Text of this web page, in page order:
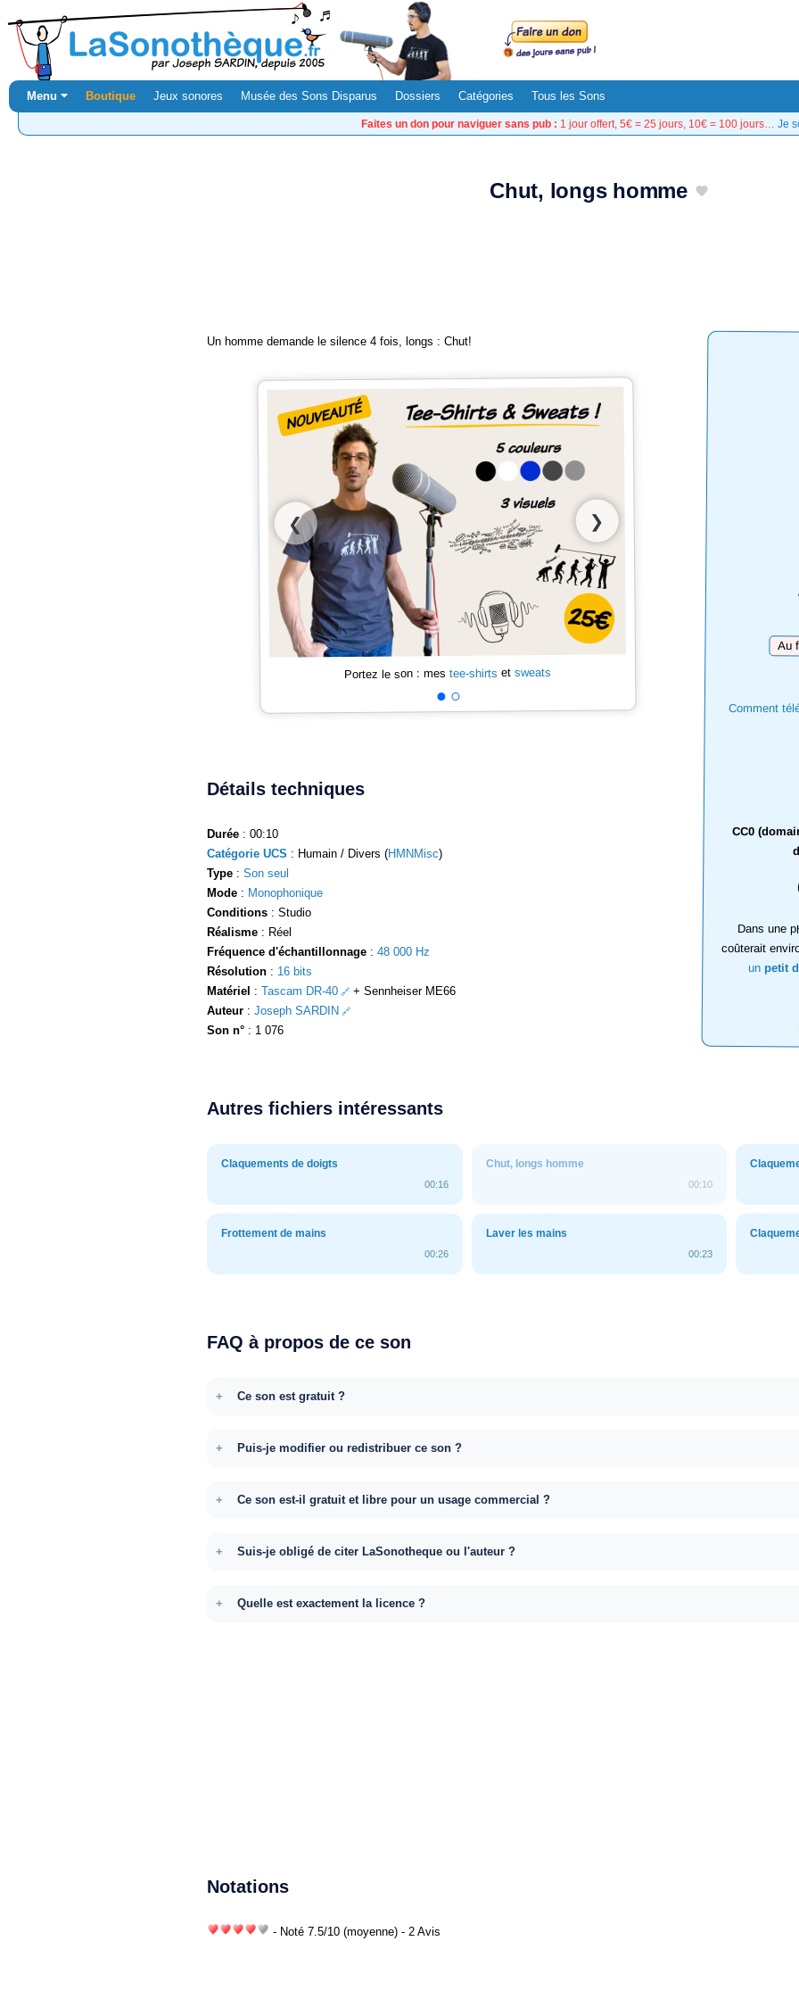
Menu ⏷ Boutique Jeux sonores Musée des Sons Disparus Dossiers Catégories Tous les Sons
Faites un don pour naviguer sans pub : 1 jour offert, 5€ = 25 jours, 10€ = 100 jours… Je
Chut, longs homme
Comment
CC0
Dans une
coûterait
un petit
Un homme demande le silence 4 fois, longs : Chut!
❮ ❯
Portez le son : mestee-shirts etsweats
Détails techniques
Durée : 00:10
Catégorie UCS : Humain / Divers (HMNMisc)
Type : Son seul
Mode : Monophonique
Conditions : Studio
Réalisme : Réel
Fréquence d'échantillonnage : 48 000 Hz
Résolution : 16 bits
Matériel : Tascam DR-40
+ Sennheiser ME66
Auteur : Joseph SARDIN
Son n° : 1 076
Autres fichiers intéressants
Claquements de doigts
00:16
Chut, longs homme
00:10
Frottement de mains
00:26
Laver les mains
00:23
FAQ à propos de ce son
Ce son est gratuit ?
Puis-je modifier ou redistribuer ce son ?
Ce son est-il gratuit et libre pour un usage commercial ?
Suis-je obligé de citer LaSonotheque ou l'auteur ?
Quelle est exactement la licence ?
Notations
- Noté 7.5/10 (moyenne) - 2 Avis